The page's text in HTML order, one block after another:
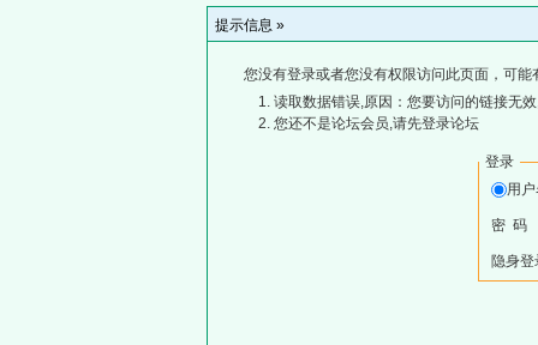
提示信息 »
您没有登录或者您没有权限访问此页面，可能
读取数据错误,原因：您要访问的链接无
您还不是论坛会员,请先登录论坛
登录
用
密 码
隐身登